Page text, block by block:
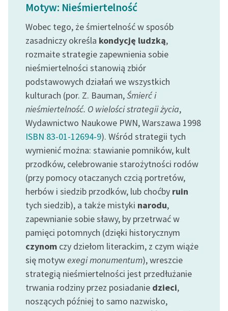
twórców przechodzących
do domeny publicznej,
lektur szkolnych oraz
Starego Testamentu
Odkurzamy bohaterów
Szkoła Poezji Wolnych
Lektur
O nas
Kontakt
O projekcie
Zespół
Zasady wykorzystania
Wolnych Lektur
Logotypy
Materiały promocyjne
Motyw: Nieśmiertelność
Wobec tego, że śmiertelność w sposób
zasadniczy określa kondycję ludzką,
rozmaite strategie zapewnienia sobie
nieśmiertelności stanowią zbiór
podstawowych działań we wszystkich
kulturach (por. Z. Bauman,Śmierć i
nieśmiertelność. O wielości strategii życia,
Wydawnictwo Naukowe PWN, Warszawa 1998
ISBN 83-01-12694-9). Wśród strategii tych
wymienić można: stawianie pomników, kult
przodków, celebrowanie starożytności rodów
(przy pomocy otaczanych czcią portretów,
herbów i siedzib przodków, lub choćby ruin
tych siedzib), a także mistyki narodu,
zapewnianie sobie sławy, by przetrwać w
pamięci potomnych (dzięki historycznym
czynom czy dziełom literackim, z czym wiąże
się motywexegi monumentum), wreszcie
strategią nieśmiertelności jest przedłużanie
trwania rodziny przez posiadanie dzieci,
noszących później to samo nazwisko,